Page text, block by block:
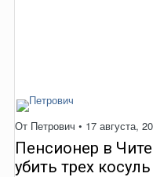
От Петрович • 17 августа,
Пенсионер в
убить трех косуль